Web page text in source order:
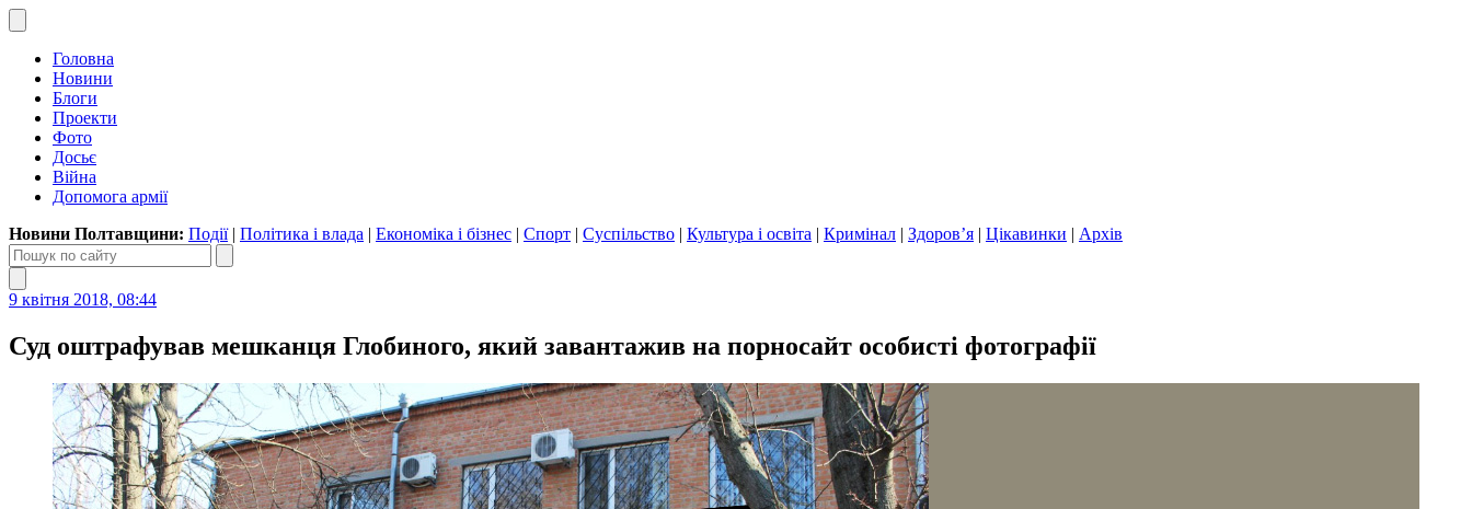
Головна
Новини
Блоги
Проекти
Фото
Досьє
Війна
Допомога армії
Новини Полтавщини: Події| Політика і влада | Економіка і бізнес | Спорт | Суспільство | Культура і освіта | Кримінал | Здоров’я | Цікавинки | Архів
9 квітня 2018, 08:44
Суд оштрафував мешканця Глобиного, який завантажив на порносайт особисті фотографії